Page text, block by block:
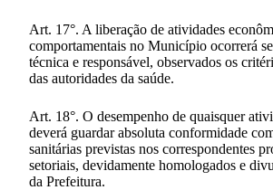
Art. 17°. A liberação de atividades
comportamentais no Município ocorrerá
técnica e responsável, observados os
das autoridades da saúde.
Art. 18°. O desempenho de quaisquer
deverá guardar absoluta conformidade
sanitárias previstas nos correspondentes
setoriais, devidamente homologados e
da Prefeitura.